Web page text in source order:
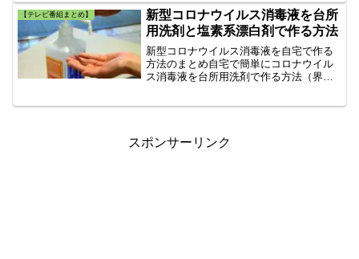
みや はじめちゃん、シネマーナ、リヴ・
ゴーシュ、TIKALをまとめました。
【テレビ番組まとめ】
新型コロナウイルス消毒液を台所
用洗剤と塩素系漂白剤で作る方法
新型コロナウイルス消毒液を自宅で作る
方法のまとめ自宅で簡単にコロナウイル
ス消毒液を台所用洗剤で作る方法（界面
スポンサーリンク